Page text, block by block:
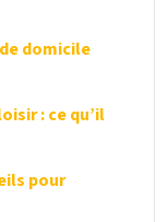
domicile
: ce qu’il
pour